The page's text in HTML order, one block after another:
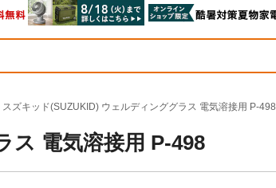
スズキッド(SUZUKID) ウェルディンググラス 電気溶接用 P-498
ス 電気溶接用 P-498